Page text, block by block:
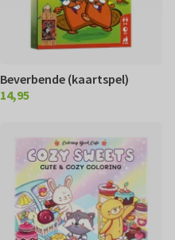
Beverbende (kaartspel)
€ 14,95
14,95